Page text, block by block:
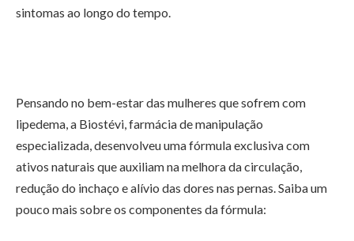
sintomas ao longo do tempo.
Pensando no bem-estar das mulheres que sofrem com
lipedema, a Biostévi, farmácia de manipulação
especializada, desenvolveu uma fórmula exclusiva com
ativos naturais que auxiliam na melhora da circulação,
redução do inchaço e alívio das dores nas pernas. Saiba um
pouco mais sobre os componentes da fórmula: